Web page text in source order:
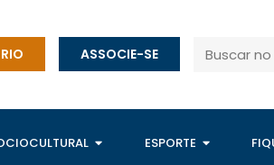
ASSOCIE-SE
ESPORTE